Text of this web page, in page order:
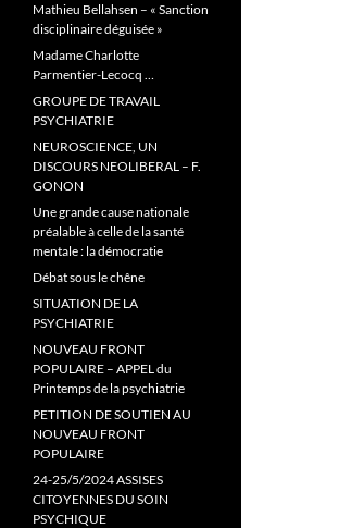
Mathieu Bellahsen – « Sanction
disciplinaire déguisée »
Madame Charlotte
Parmentier-Lecocq …
GROUPE DE TRAVAIL
PSYCHIATRIE
NEUROSCIENCE, UN
DISCOURS NEOLIBERAL – F.
GONON
Une grande cause nationale
préalable à celle de la santé
mentale : la démocratie
Débat sous le chêne
SITUATION DE LA
PSYCHIATRIE
NOUVEAU FRONT
POPULAIRE – APPEL du
Printemps de la psychiatrie
PETITION DE SOUTIEN AU
NOUVEAU FRONT
POPULAIRE
24-25/5/2024 ASSISES
CITOYENNES DU SOIN
PSYCHIQUE